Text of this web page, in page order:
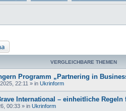
VERGLEICHBARE THEMEN
Programm „Partnering in
22:11 » in Ukrinform
International – einheitliche
00:33 » in Ukrinform